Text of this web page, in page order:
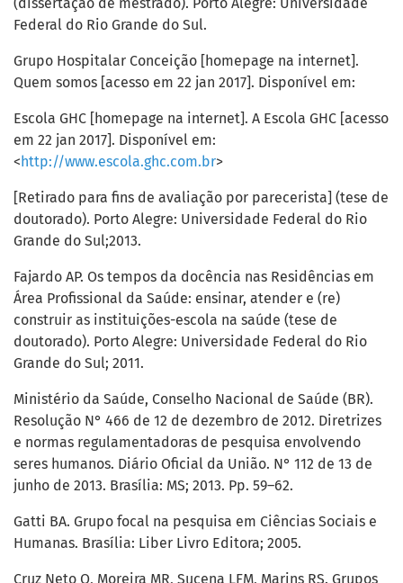
(dissertação de mestrado). Porto Alegre: Universidade
Federal do Rio Grande do Sul.
Grupo Hospitalar Conceição [homepage na internet].
Quem somos [acesso em 22 jan 2017]. Disponível em:
Escola GHC [homepage na internet]. A Escola GHC [acesso
em 22 jan 2017]. Disponível em:
< http://www.escola.ghc.com.br>
[Retirado para fins de avaliação por parecerista] (tese de
doutorado). Porto Alegre: Universidade Federal do Rio
Grande do Sul;2013.
Fajardo AP. Os tempos da docência nas Residências em
Área Profissional da Saúde: ensinar, atender e (re)
construir as instituições-escola na saúde (tese de
doutorado). Porto Alegre: Universidade Federal do Rio
Grande do Sul; 2011.
Ministério da Saúde, Conselho Nacional de Saúde (BR).
Resolução N° 466 de 12 de dezembro de 2012. Diretrizes
e normas regulamentadoras de pesquisa envolvendo
seres humanos. Diário Oficial da União. N° 112 de 13 de
junho de 2013. Brasília: MS; 2013. Pp. 59–62.
Gatti BA. Grupo focal na pesquisa em Ciências Sociais e
Humanas. Brasília: Liber Livro Editora; 2005.
Cruz Neto O, Moreira MR, Sucena LFM, Marins RS. Grupos